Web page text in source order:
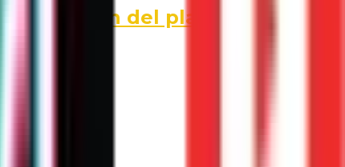
por el bien del planeta.